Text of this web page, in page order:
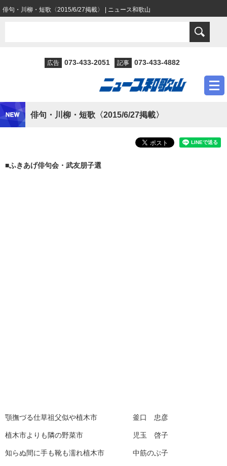
俳句・川柳・短歌〈2015/6/27掲載〉 | ニュース和歌山
広告 073-433-2051 記事 073-433-4882
俳句・川柳・短歌〈2015/6/27掲載〉
■ふきあげ俳句会・武友朋子選
顎撫づる仕草祖父似や植木市 釜口 忠彦
植木市よりも隣の野菜市 児玉 啓子
知らぬ間に手も靴も濡れ植木市 中筋のぶ子